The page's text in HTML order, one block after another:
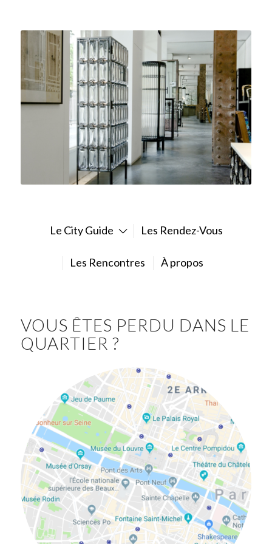
Le City Guide Les Rendez-Vous
Les Rencontres À propos
VOUS ÊTES PERDU DANS LE
QUARTIER ?